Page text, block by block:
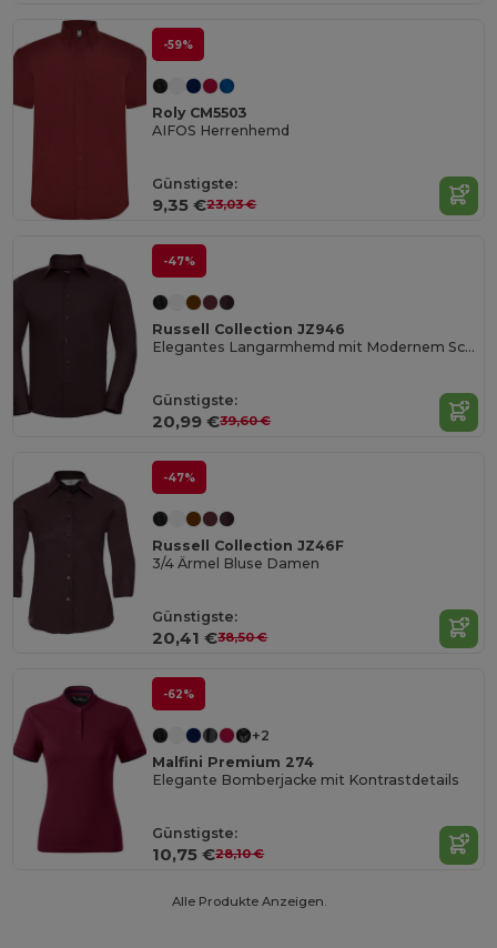
-59%
Roly CM5503
AIFOS Herrenhemd
Günstigste:
9,35 €23,03 €
-47%
Russell Collection JZ946
Elegantes Langarmhemd mit Modernem Schnitt
Günstigste:
20,99 €39,60 €
-47%
Russell Collection JZ46F
3/4 Ärmel Bluse Damen
Günstigste:
20,41 €38,50 €
-62%
+2
Malfini Premium 274
Elegante Bomberjacke mit Kontrastdetails
Günstigste:
10,75 €28,10 €
Alle Produkte Anzeigen.